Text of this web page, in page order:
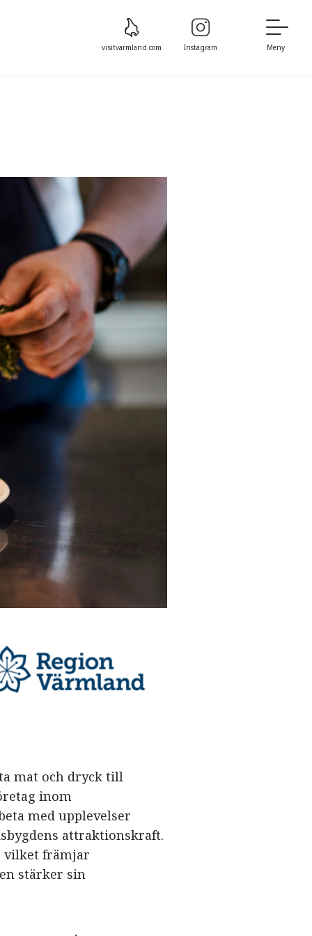
visitvarmland.com Instagram Meny
mat och dryck till
inom
med upplevelser
attraktionskraft.
vilket främjar
stärker sin